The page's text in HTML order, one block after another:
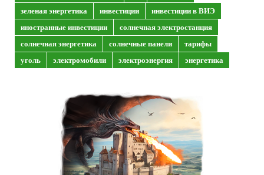
зеленая энергетика
инвестиции
инвестиции в ВИЭ
иностранные инвестиции
солнечная электростанция
солнечная энергетика
солнечные панели
тарифы
уголь
электромобили электроэнергия энергетика